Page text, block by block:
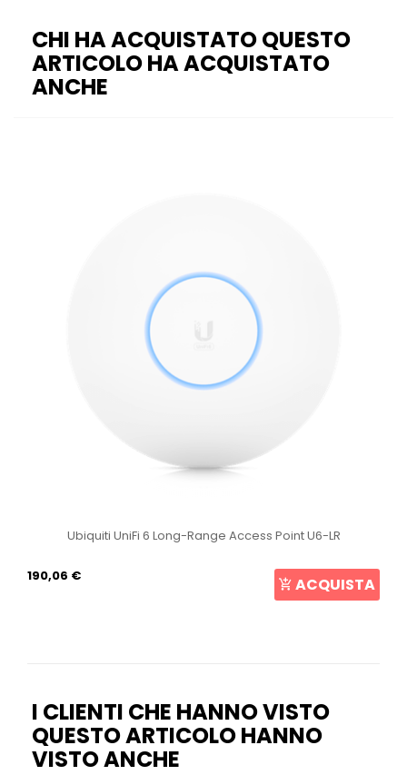
CHI HA ACQUISTATO QUESTO
ARTICOLO HA ACQUISTATO
ANCHE
Ubiquiti UniFi 6 Long-Range Access Point U6-LR
190,06 € ACQUISTA
I CLIENTI CHE HANNO VISTO
QUESTO ARTICOLO HANNO
VISTO ANCHE